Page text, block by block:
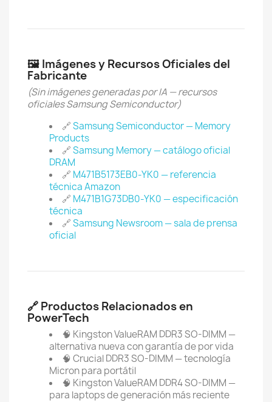
🖼️ Imágenes y Recursos Oficiales del
Fabricante
(Sin imágenes generadas por IA — recursos
oficiales Samsung Semiconductor)
🔗Samsung Semiconductor — Memory
Products
🔗Samsung Memory — catálogo oficial
DRAM
🔗 M471B5173EB0-YK0 — referencia
técnica Amazon
🔗 M471B1G73DB0-YK0 — especificación
técnica
🔗Samsung Newsroom — sala de prensa
oficial
🔗 Productos Relacionados en
PowerTech
🧠 Kingston ValueRAM DDR3 SO-DIMM —
alternativa nueva con garantía de por vida
🧠 Crucial DDR3 SO-DIMM — tecnología
Micron para portátil
🧠 Kingston ValueRAM DDR4 SO-DIMM —
para laptops de generación más reciente